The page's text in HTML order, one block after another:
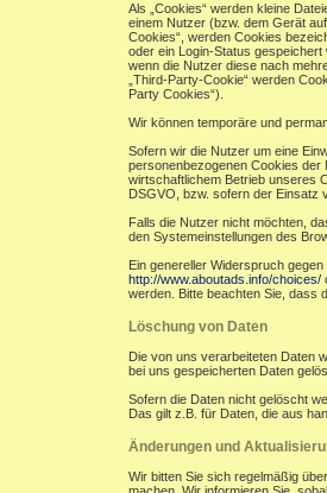
Als „Cookies“ werden kleine
einem Nutzer (bzw. dem Gerät
Cookies“, werden Cookies
oder ein Login-Status
wenn die Nutzer diese nach
„Third-Party-Cookie“ werden
Party Cookies“).
Wir können temporäre und
Sofern wir die Nutzer um eine
personenbezogenen Cookies der
wirtschaftlichem Betrieb unseres
DSGVO, bzw. sofern der Einsatz
Falls die Nutzer nicht möchten,
den Systemeinstellungen des
Ein genereller Widerspruch
http://www.aboutads.info/choices/
werden. Bitte beachten Sie, dass
Löschung von Daten
Die von uns verarbeiteten Daten
bei uns gespeicherten Daten
Sofern die Daten nicht gelöscht
Das gilt z.B. für Daten, die aus
Änderungen und
Wir bitten Sie sich regelmäßig